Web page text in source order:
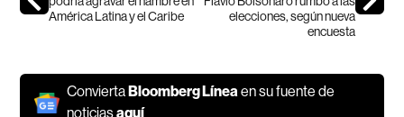
América Latina y el Caribe
elecciones, según nueva
encuesta
Convierta Bloomberg Líneaen su fuente de
noticiasaquí